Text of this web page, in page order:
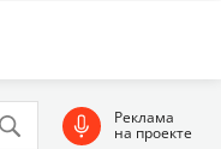
Реклама
на проекте